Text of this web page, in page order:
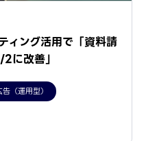
ィング活用で「資料請
に改善」
（運用型）